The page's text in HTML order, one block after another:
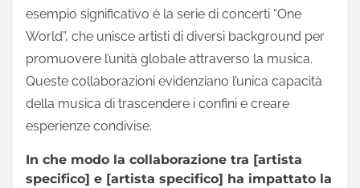
esempio significativo è la serie di concerti “One
World”, che unisce artisti di diversi background per
promuovere l’unità globale attraverso la musica.
Queste collaborazioni evidenziano l’unica capacità
della musica di trascendere i confini e creare
esperienze condivise.
In che modo la collaborazione tra [artista
specifico] e [artista specifico] ha impattato la